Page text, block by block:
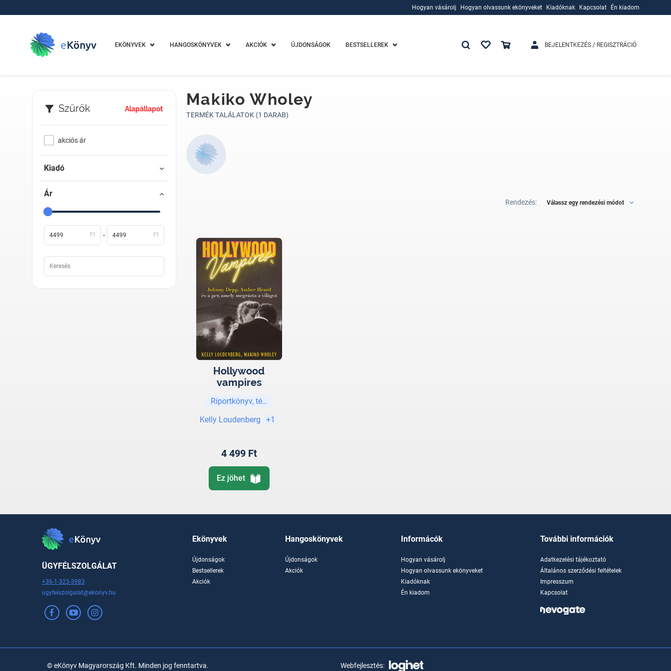
Hogyan vásárolj
Hogyan olvassunk ekönyveket
Kiadóknak
Kapcsolat Én kiadom
EKÖNYVEK HANGOSKÖNYVEK AKCIÓK ÚJDONSÁGOK BESTSELLEREK BEJELENTKEZÉS / REGISZTRÁCIÓ
Szűrők Alapállapot
akciós ár
Kiadó
Ár
Ft - Ft
Makiko Wholey
TERMÉK TALÁLATOK (1 DARAB)
Rendezés: Válassz egy rendezési módot
Hollywood
vampires
Riportkönyv, tényirodalom
Kelly Loudenberg
+1
4 499 Ft
Ez jöhet
ÜGYFÉLSZOLGÁLAT
+36-1-323-3983
ugyfelszolgalat@ekonyv.hu
Ekönyvek
Újdonságok
Bestsellerek
Akciók
Hangoskönyvek
Újdonságok
Akciók
Informácók
Hogyan vásárolj
Hogyan olvassunk ekönyveket
Kiadóknak
Én kiadom
További információk
Adatkezelési tájékoztató
Általános szerződési feltételek
Impresszum
Kapcsolat
© eKönyv Magyarország Kft. Minden jog fenntartva. Webfejlesztés: